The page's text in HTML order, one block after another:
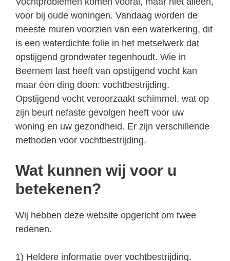
voor bij oude woningen. Vandaag worden de
meeste muren voorzien van een waterkering, dit
is een waterdichte folie in het metselwerk dat
opstijgend grondwater tegenhoudt. Wie in
Beernem last heeft van opstijgend vocht kan
maar één ding doen: vochtbestrijding.
Opstijgend vocht veroorzaakt schimmel, wat op
zijn beurt nefaste gevolgen heeft voor uw
woning en uw gezondheid. Er zijn verschillende
methoden voor vochtbestrijding.
Wat kunnen wij voor u
betekenen?
Wij hebben deze website opgericht om twee
redenen.
1) Heldere informatie over vochtbestrijding.